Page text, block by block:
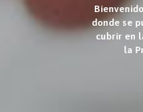
donde se
cubrir en
la